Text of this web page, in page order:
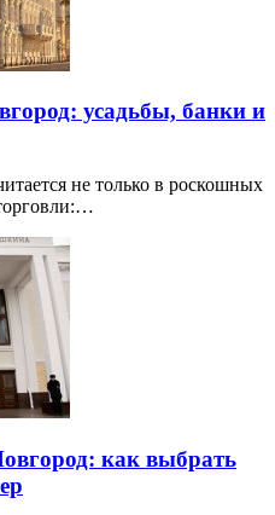
усадьбы, банки и
не только в роскошных
как выбрать